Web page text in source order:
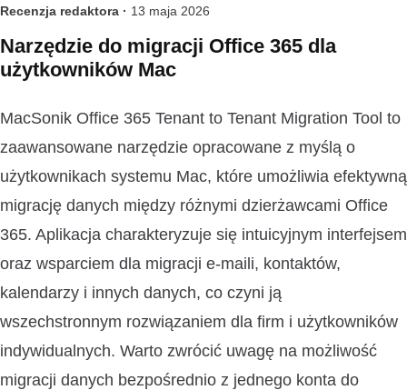
Recenzja redaktora · 13 maja 2026
Narzędzie do migracji Office 365 dla
użytkowników Mac
MacSonik Office 365 Tenant to Tenant Migration Tool to
zaawansowane narzędzie opracowane z myślą o
użytkownikach systemu Mac, które umożliwia efektywną
migrację danych między różnymi dzierżawcami Office
365. Aplikacja charakteryzuje się intuicyjnym interfejsem
oraz wsparciem dla migracji e-maili, kontaktów,
kalendarzy i innych danych, co czyni ją
wszechstronnym rozwiązaniem dla firm i użytkowników
indywidualnych. Warto zwrócić uwagę na możliwość
migracji danych bezpośrednio z jednego konta do